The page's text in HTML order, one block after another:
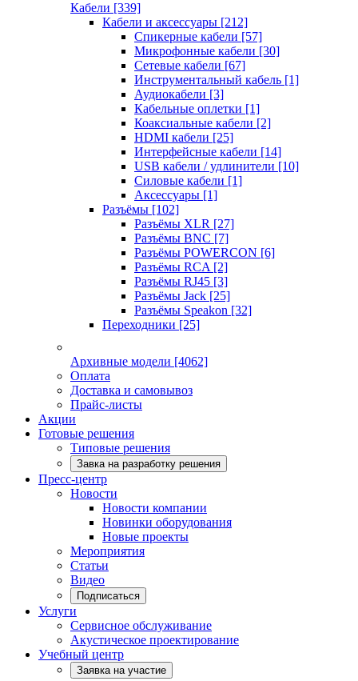
Кабели [339]
Кабели и аксессуары [212]
Спикерные кабели [57]
Микрофонные кабели [30]
Сетевые кабели [67]
Инструментальный кабель [1]
Аудиокабели [3]
Кабельные оплетки [1]
Коаксиальные кабели [2]
HDMI кабели [25]
Интерфейсные кабели [14]
USB кабели / удлинители [10]
Силовые кабели [1]
Аксессуары [1]
Разъёмы [102]
Разъёмы XLR [27]
Разъёмы BNC [7]
Разъёмы POWERCON [6]
Разъёмы RCA [2]
Разъёмы RJ45 [3]
Разъёмы Jack [25]
Разъёмы Speakon [32]
Переходники [25]
Архивные модели [4062]
Оплата
Доставка и самовывоз
Прайс-листы
Акции
Готовые решения
Типовые решения
Завка на разработку решения
Пресс-центр
Новости
Новости компании
Новинки оборудования
Новые проекты
Мероприятия
Статьи
Видео
Подписаться
Услуги
Сервисное обслуживание
Акустическое проектирование
Учебный центр
Заявка на участие